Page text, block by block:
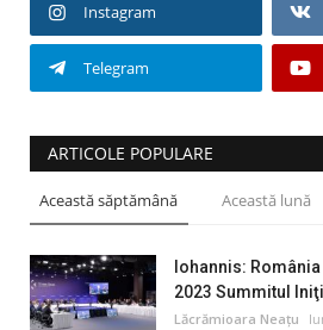
Instagram
Telegram
ARTICOLE POPULARE
Această săptămână Această lună
Iohannis:
2023 Summitul
Lăcrămioara Neațu